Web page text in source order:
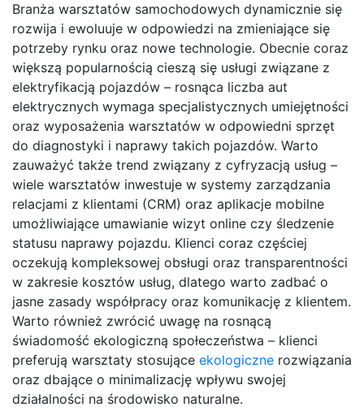
Branża warsztatów samochodowych dynamicznie się
rozwija i ewoluuje w odpowiedzi na zmieniające się
potrzeby rynku oraz nowe technologie. Obecnie coraz
większą popularnością cieszą się usługi związane z
elektryfikacją pojazdów – rosnąca liczba aut
elektrycznych wymaga specjalistycznych umiejętności
oraz wyposażenia warsztatów w odpowiedni sprzęt
do diagnostyki i naprawy takich pojazdów. Warto
zauważyć także trend związany z cyfryzacją usług –
wiele warsztatów inwestuje w systemy zarządzania
relacjami z klientami (CRM) oraz aplikacje mobilne
umożliwiające umawianie wizyt online czy śledzenie
statusu naprawy pojazdu. Klienci coraz częściej
oczekują kompleksowej obsługi oraz transparentności
w zakresie kosztów usług, dlatego warto zadbać o
jasne zasady współpracy oraz komunikację z klientem.
Warto również zwrócić uwagę na rosnącą
świadomość ekologiczną społeczeństwa – klienci
preferują warsztaty stosujące ekologiczne rozwiązania
oraz dbające o minimalizację wpływu swojej
działalności na środowisko naturalne.